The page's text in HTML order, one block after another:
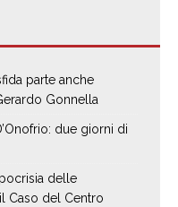
parte anche
Gonnella
due giorni di
delle
Caso del Centro